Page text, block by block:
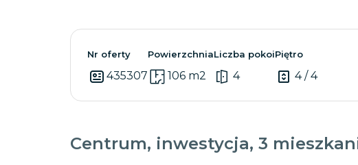
Nr oferty
435307
Powierzchnia
106 m2
Liczba pokoi
4
Piętro
4 / 4
Centrum, inwestycja, 3